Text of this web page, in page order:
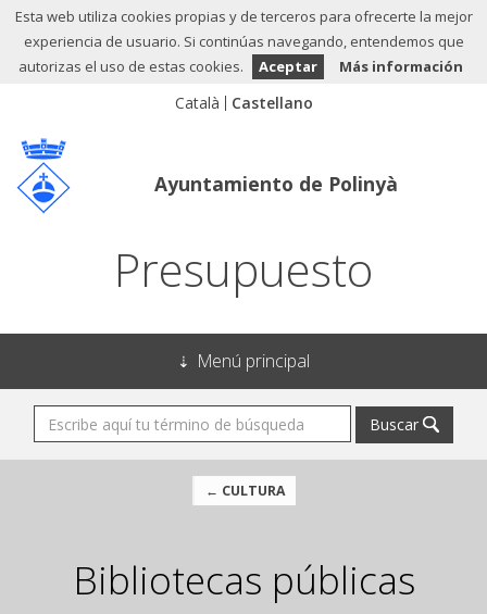
Esta web utiliza cookies propias y de terceros para ofrecerte la mejor
experiencia de usuario. Si continúas navegando, entendemos que
autorizas el uso de estas cookies.
Aceptar Más información
Ayuntamiento de Polinyà
Presupuesto
Menú principal
Buscar
← CULTURA
Bibliotecas públicas